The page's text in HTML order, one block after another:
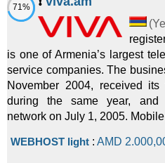
71%
(
is one of Armenia’s largest
service companies. The
November 2004, received its
during the same year, and
network on July 1, 2005.
WEBHOST light : AMD